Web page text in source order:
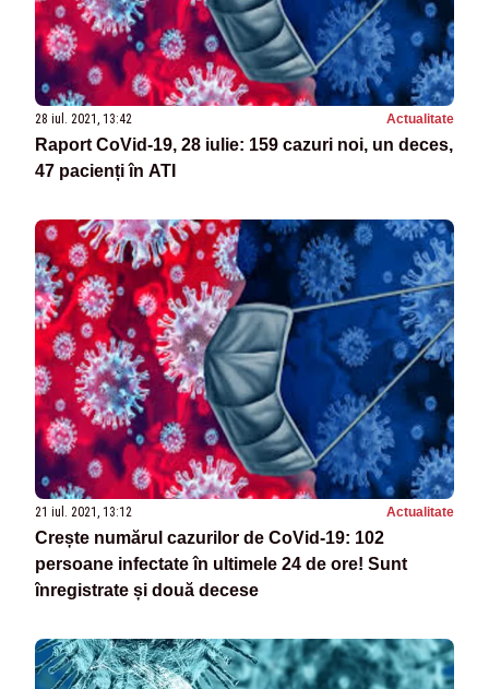
28 iul. 2021, 13:42 Actualitate
Raport CoVid-19, 28 iulie: 159 cazuri noi, un deces,
47 pacienți în ATI
21 iul. 2021, 13:12 Actualitate
Crește numărul cazurilor de CoVid-19: 102
persoane infectate în ultimele 24 de ore! Sunt
înregistrate și două decese